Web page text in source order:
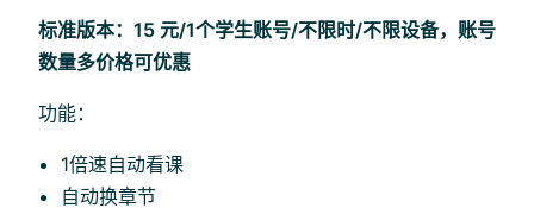
标准版本：15 元/1个学生账号/不限时/不限设备，账号
数量多价格可优惠
功能：
1倍速自动看课
自动换章节